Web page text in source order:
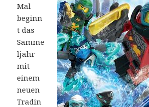
Mal
beginn
t das
Samme
ljahr
mit
einem
neuen
Tradin